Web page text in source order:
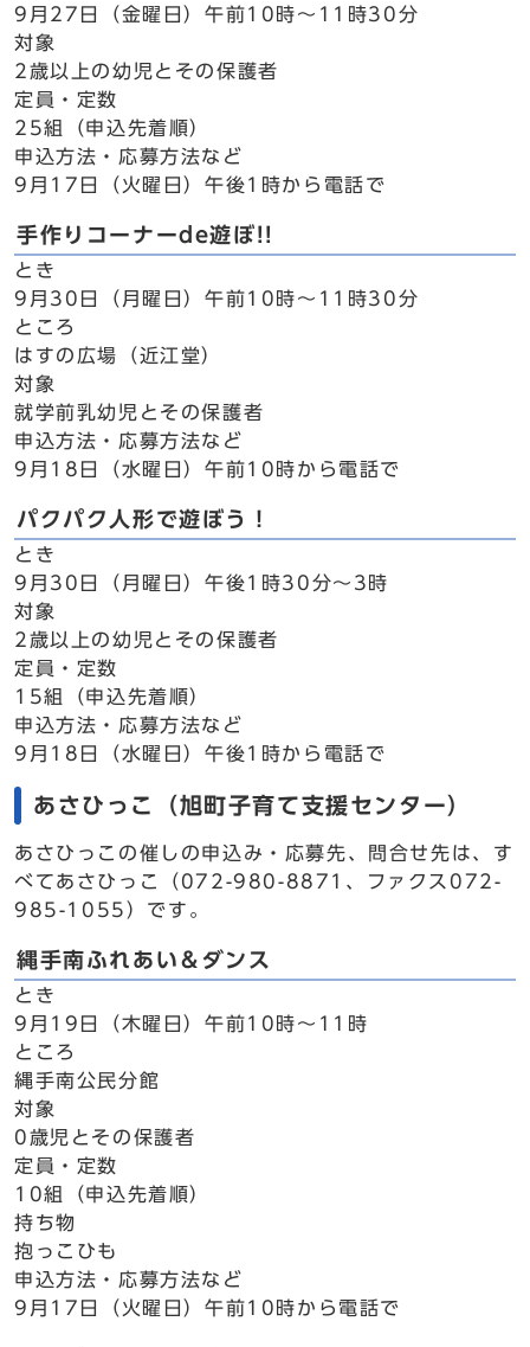
9月27日（金曜日）午前10時～11時30分
対象
2歳以上の幼児とその保護者
定員・定数
25組（申込先着順）
申込方法・応募方法など
9月17日（火曜日）午後1時から電話で
手作りコーナーde遊ぼ!!
とき
9月30日（月曜日）午前10時～11時30分
ところ
はすの広場（近江堂）
対象
就学前乳幼児とその保護者
申込方法・応募方法など
9月18日（水曜日）午前10時から電話で
パクパク人形で遊ぼう！
とき
9月30日（月曜日）午後1時30分～3時
対象
2歳以上の幼児とその保護者
定員・定数
15組（申込先着順）
申込方法・応募方法など
9月18日（水曜日）午後1時から電話で
あさひっこ（旭町子育て支援センター）
あさひっこの催しの申込み・応募先、問合せ先は、す
べてあさひっこ（072-980-8871、ファクス072-
985-1055）です。
縄手南ふれあい＆ダンス
とき
9月19日（木曜日）午前10時～11時
ところ
縄手南公民分館
対象
0歳児とその保護者
定員・定数
10組（申込先着順）
持ち物
抱っこひも
申込方法・応募方法など
9月17日（火曜日）午前10時から電話で